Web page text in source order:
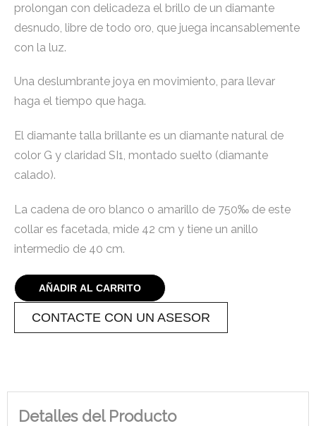
prolongan con delicadeza el brillo de un diamante
desnudo, libre de todo oro, que juega incansablemente
con la luz.
Una deslumbrante joya en movimiento, para llevar
haga el tiempo que haga.
El diamante talla brillante es un diamante natural de
color G y claridad SI1, montado suelto (diamante
calado).
La cadena de oro blanco o amarillo de 750‰ de este
collar es facetada, mide 42 cm y tiene un anillo
intermedio de 40 cm.
AÑADIR AL CARRITO
CONTACTE CON UN ASESOR
Detalles del Producto